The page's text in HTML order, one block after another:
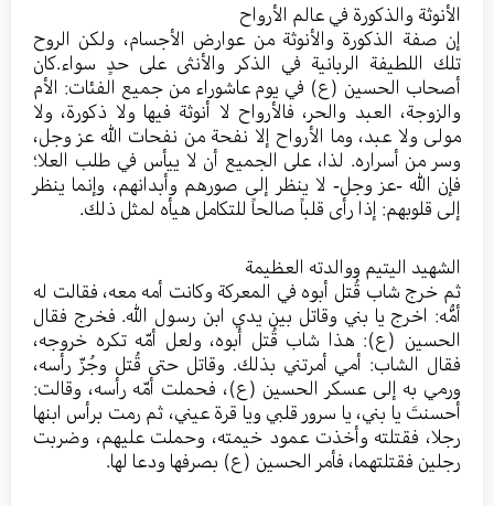
الأنوثة والذكورة في عالم الأرواح
إن صفة الذكورة والأنوثة من عوارض الأجسام، ولكن الروح
تلك اللطيفة الربانية في الذكر والأنثى على حدٍ سواء.كان
أصحاب الحسين (ع) في يوم عاشوراء من جميع الفئات: الأم
والزوجة، العبد والحر، فالأرواح لا أنوثة فيها ولا ذكورة، ولا
مولى ولا عبد، وما الأرواح إلا نفحة من نفحات الله عز وجل،
وسر من أسراره. لذا، على الجميع أن لا ييأس في طلب العلا؛
فإن الله -عز وجل- لا ينظر إلى صورهم وأبدانهم، وإنما ينظر
إلى قلوبهم: إذا رأى قلباً صالحاً للتكامل هيأه لمثل ذلك.
الشهيد اليتيم ووالدته العظيمة
ثم خرج شاب قُتل أبوه في المعركة وكانت أمه معه، فقالت له
أمُّه: اخرج يا بني وقاتل بين يدي ابن رسول الله. فخرج فقال
الحسين (ع): هذا شاب قُتل أبوه، ولعل أمّه تكره خروجه،
فقال الشاب: أمي أمرتني بذلك. وقاتل حتى قُتل وجُزّ رأسه،
ورمي به إلى عسكر الحسين (ع)، فحملت أمّه رأسه، وقالت:
أحسنتَ يا بني، يا سرور قلبي ويا قرة عيني، ثم رمت برأس ابنها
رجلا، فقتلته وأخذت عمود خيمته، وحملت عليهم، وضربت
رجلين فقتلتهما، فأمر الحسين (ع) بصرفها ودعا لها.